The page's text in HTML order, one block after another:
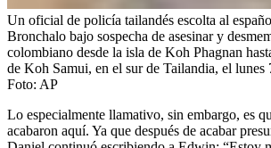
Un oficial de policía tailandés escolta al
Bronchalo bajo sospecha de asesinar y
colombiano desde la isla de Koh Phagnan
de Koh Samui, en el sur de Tailandia, el lunes
Foto: AP
Lo especialmente llamativo, sin embargo, es
acabaron aquí. Ya que después de acabar